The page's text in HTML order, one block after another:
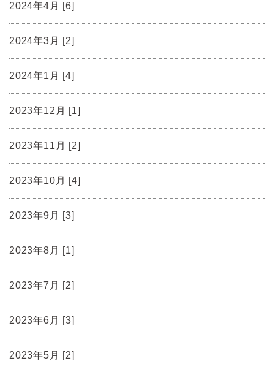
2024年4月 [6]
2024年3月 [2]
2024年1月 [4]
2023年12月 [1]
2023年11月 [2]
2023年10月 [4]
2023年9月 [3]
2023年8月 [1]
2023年7月 [2]
2023年6月 [3]
2023年5月 [2]